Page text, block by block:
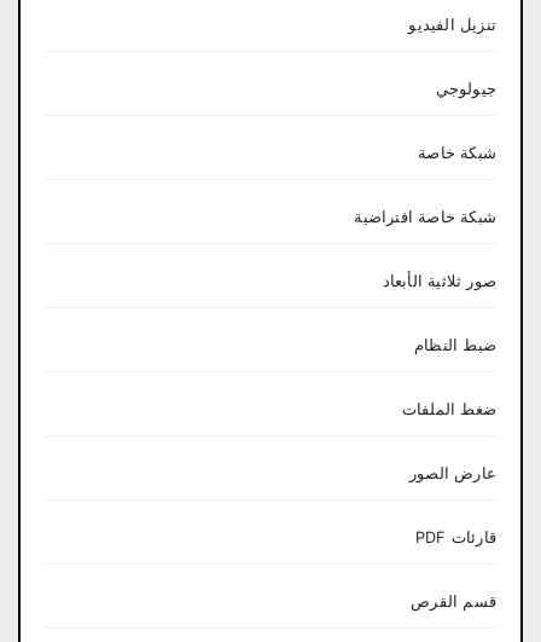
تنزيل الفيديو
جيولوجي
شبكة خاصة
شبكة خاصة افتراضية
صور ثلاثية الأبعاد
ضبط النظام
ضغط الملفات
عارض الصور
قارئات PDF
قسم القرص